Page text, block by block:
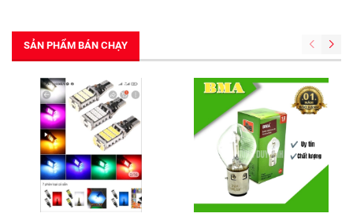
SẢN PHẨM BÁN CHẠY